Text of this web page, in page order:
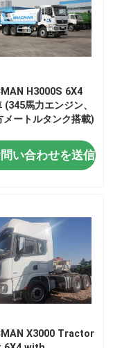
H3000S 6X4
(345馬力エンジン、
メートルタンク搭載)
い合わせを送信
X3000 Tractor